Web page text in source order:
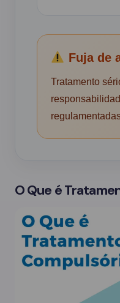
Fuja de
Tratamento
O Que é